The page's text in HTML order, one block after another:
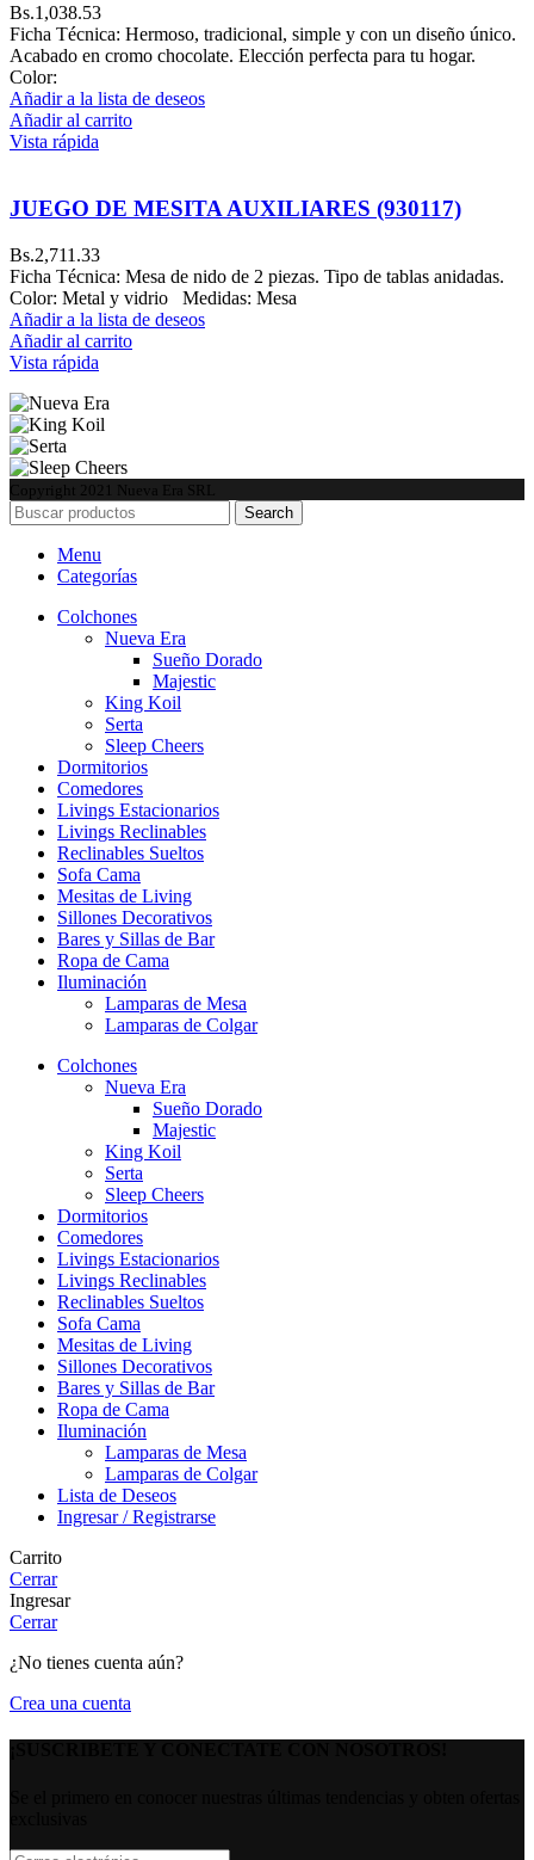
Bs.1,038.53
Ficha Técnica: Hermoso, tradicional, simple y con un diseño único.
Acabado en cromo chocolate. Elección perfecta para tu hogar.
Color:
Añadir a la lista de deseos
Añadir al carrito
Vista rápida
JUEGO DE MESITA AUXILIARES (930117)
Bs.2,711.33
Ficha Técnica: Mesa de nido de 2 piezas. Tipo de tablas anidadas.
Color: Metal y vidrio Medidas: Mesa
Añadir a la lista de deseos
Añadir al carrito
Vista rápida
Copyright 2021 Nueva Era SRL
Search
Menu
Categorías
Colchones
Nueva Era
Sueño Dorado
Majestic
King Koil
Serta
Sleep Cheers
Dormitorios
Comedores
Livings Estacionarios
Livings Reclinables
Reclinables Sueltos
Sofa Cama
Mesitas de Living
Sillones Decorativos
Bares y Sillas de Bar
Ropa de Cama
Iluminación
Lamparas de Mesa
Lamparas de Colgar
Colchones
Nueva Era
Sueño Dorado
Majestic
King Koil
Serta
Sleep Cheers
Dormitorios
Comedores
Livings Estacionarios
Livings Reclinables
Reclinables Sueltos
Sofa Cama
Mesitas de Living
Sillones Decorativos
Bares y Sillas de Bar
Ropa de Cama
Iluminación
Lamparas de Mesa
Lamparas de Colgar
Lista de Deseos
Ingresar / Registrarse
Carrito
Cerrar
Ingresar
Cerrar
¿No tienes cuenta aún?
Crea una cuenta